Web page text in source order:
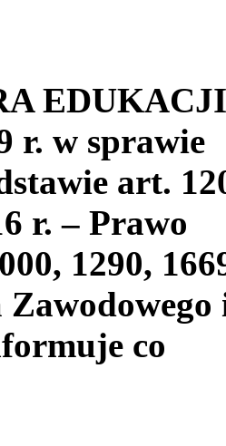
EDUKACJI
r. w sprawie
art.
r. – Prawo
1290,
co